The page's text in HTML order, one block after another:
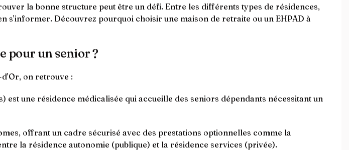
la bonne structure peut être un défi. Entre les différents types de résidences,
s'informer. Découvrez pourquoi choisir une maison de retraite ou un EHPAD à
pour un senior ?
d'Or, on retrouve :
une résidence médicalisée qui accueille des seniors dépendants nécessitant un
offrant un cadre sécurisé avec des prestations optionnelles comme la
la résidence autonomie (publique) et la résidence services (privée).